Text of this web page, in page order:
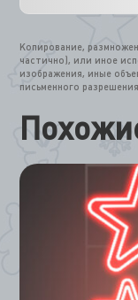
Копирование,
частично), или иное
изображения, иные
письменного